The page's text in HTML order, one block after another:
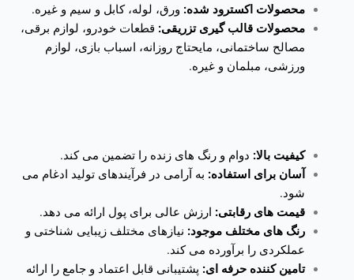
محصولات اکسترود شده: ورق، لوله، کابل و سیم و غیره.
محصولات قالب گیری تزریقی: قطعات خودرو، لوازم برقی،
مصالح ساختمانی، مایحتاج روزانه، اسباب بازی، لوازم
ورزشی، مبلمان و غیره.
کیفیت بالا: دوام و رنگ های زنده را تضمین می کند.
آسان برای استفاده: به آرامی در فرآیندهای تولید ادغام می
شود.
قیمت های رقابتی: ارزش عالی برای پول ارائه می دهد.
رنگ های مختلف موجود: نیازهای مختلف زیبایی شناختی و
عملکردی را برآورده می کند.
تامین کننده حرفه ای: پشتیبانی قابل اعتماد و جامع را ارائه